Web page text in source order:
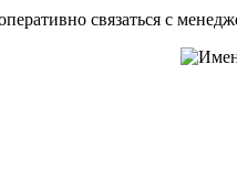
связаться с